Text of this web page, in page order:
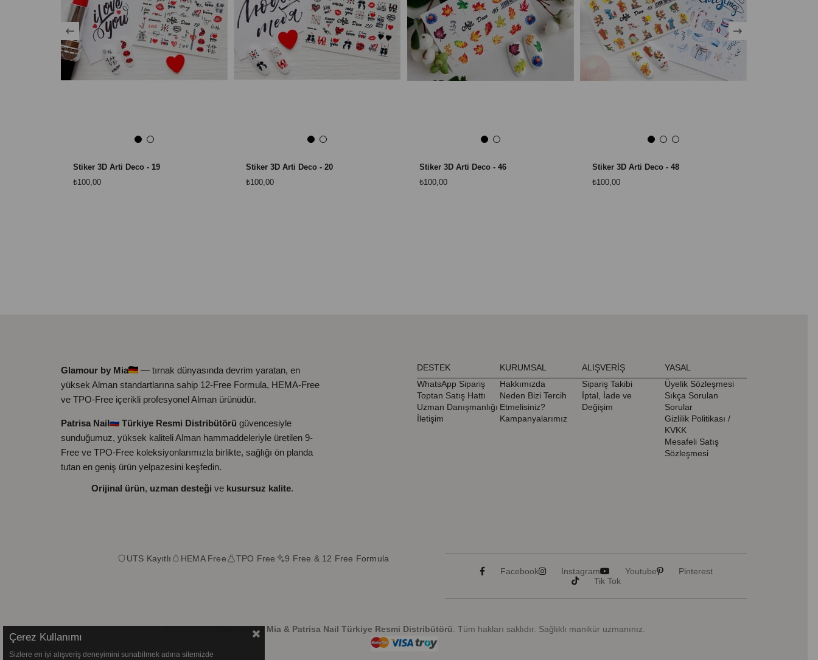
Stiker 3D Arti Deco - 19
₺100,00
Stiker 3D Arti Deco - 20
₺100,00
Stiker 3D Arti Deco - 46
₺100,00
Stiker 3D Arti Deco - 48
₺100,00
Glamour by Mia
— tırnak dünyasında devrim yaratan, en
yüksek Alman standartlarına sahip 12-Free Formula, HEMA-Free
ve TPO-Free içerikli profesyonel Alman ürünüdür.
Patrisa Nail Türkiye Resmi Distribütörü güvencesiyle
sunduğumuz, yüksek kaliteli Alman hammaddeleriyle üretilen 9-
Free ve TPO-Free koleksiyonlarımızla birlikte, sağlığı ön planda
tutan en geniş ürün yelpazesini keşfedin.
Orijinal ürün, uzman desteği ve kusursuz kalite.
DESTEK
WhatsApp Sipariş
Toptan Satış Hattı
Uzman Danışmanlığı
İletişim
KURUMSAL
Hakkımızda
Neden Bizi Tercih
Etmelisiniz?
Kampanyalarımız
ALIŞVERİŞ
Sipariş Takibi
İptal, İade ve
Değişim
YASAL
Üyelik Sözleşmesi
Sıkça Sorulan
Sorular
Gizlilik Politikası /
KVKK
Mesafeli Satış
Sözleşmesi
UTS Kayıtlı HEMA Free TPO Free
9 Free & 12 Free Formula
Facebook
Instagram Youtube
Pinterest
Tik Tok
© 2020-2026Glamour by Mia & Patrisa Nail Türkiye Resmi Distribütörü . Tüm hakları saklıdır. Sağlıklı manikür uzmanınız.
Çerez Kullanımı
Sizlere en iyi alışveriş deneyimini sunabilmek adına sitemizde